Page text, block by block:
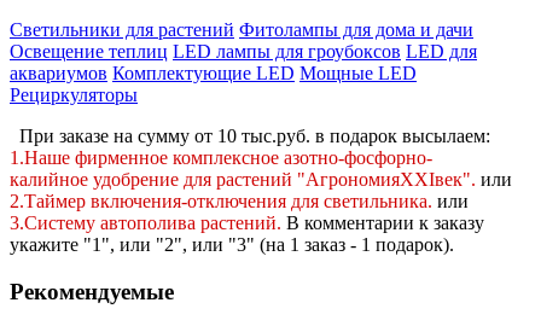
Светильники для растений Фитолампы для дома и дачи
Освещение теплиц LED лампы для гроубоксов LED для
аквариумов Комплектующие LED Мощные LED
Рециркуляторы
При заказе на сумму от 10 тыс.руб. в подарок высылаем:
1.Наше фирменное комплексное азотно-фосфорно-
калийное удобрение для растений "АгрономияXXIвек". или
2.Таймер включения-отключения для светильника. или
3.Систему автополива растений. В комментарии к заказу
укажите "1", или "2", или "3" (на 1 заказ - 1 подарок).
Рекомендуемые